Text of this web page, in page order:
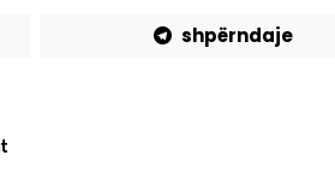
shpërndaje